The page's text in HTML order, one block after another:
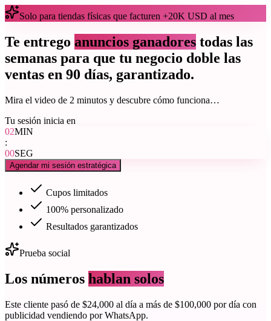
Solo para tiendas físicas que facturen +20K USD al mes
Te entrego anuncios ganadores todas las
semanas para que tu negocio doble las
ventas en 90 días, garantizado.
Mira el video de 2 minutos y descubre cómo funciona…
Tu sesión inicia en
02MIN
:
00SEG
Agendar mi sesión estratégica
Cupos limitados
100% personalizado
Resultados garantizados
Prueba social
Los números hablan solos
Este cliente pasó de $24,000 al día a más de $100,000 por día con
publicidad vendiendo por WhatsApp.